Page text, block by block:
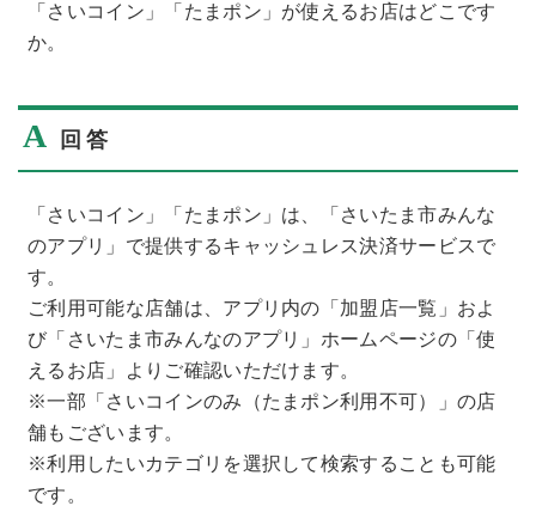
「さいコイン」「たまポン」が使えるお店はどこです
か。
A 回答
「さいコイン」「たまポン」は、「さいたま市みんな
のアプリ」で提供するキャッシュレス決済サービスで
す。
ご利用可能な店舗は、アプリ内の「加盟店一覧」およ
び「さいたま市みんなのアプリ」ホームページの「使
えるお店」よりご確認いただけます。
※一部「さいコインのみ（たまポン利用不可）」の店
舗もございます。
※利用したいカテゴリを選択して検索することも可能
です。